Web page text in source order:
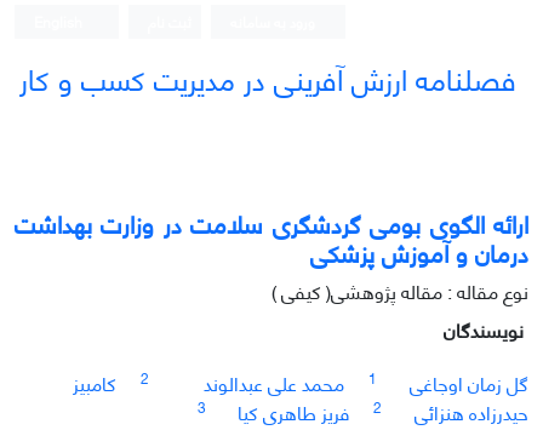
فصلنامه ارزش آفرینی در مدیریت کسب و کار
ارائه الگوی بومی گردشگری سلامت در وزارت بهداشت
درمان و آموزش پزشکی
نوع مقاله : مقاله پژوهشی( کیفی )
نویسندگان
گل زمان اوجاغی
1 محمد علی عبدالوند 2
کامبیز
حیدرزاده هنزائی
2 فریز طاهری کیا
3